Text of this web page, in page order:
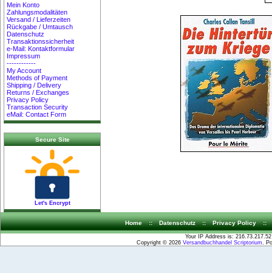
Mein Konto
Zahlungsmodalitäten
Versand / Lieferzeiten
Rückgabe / Umtausch
Datenschutz
Transaktionssicherheit
e-Mail: Kontaktformular
Impressum
------------
My Account
Methods of Payment
Shipping / Delivery
Returns / Exchanges
Privacy Policy
Transaction Security
eMail: Contact Form
Secure Site
Let's Encrypt
Home :: Datenschutz :: Privacy Policy ::
Your IP Address is: 216.73.217.52
Copyright © 2026 Versandbuchhandel Scriptorium .